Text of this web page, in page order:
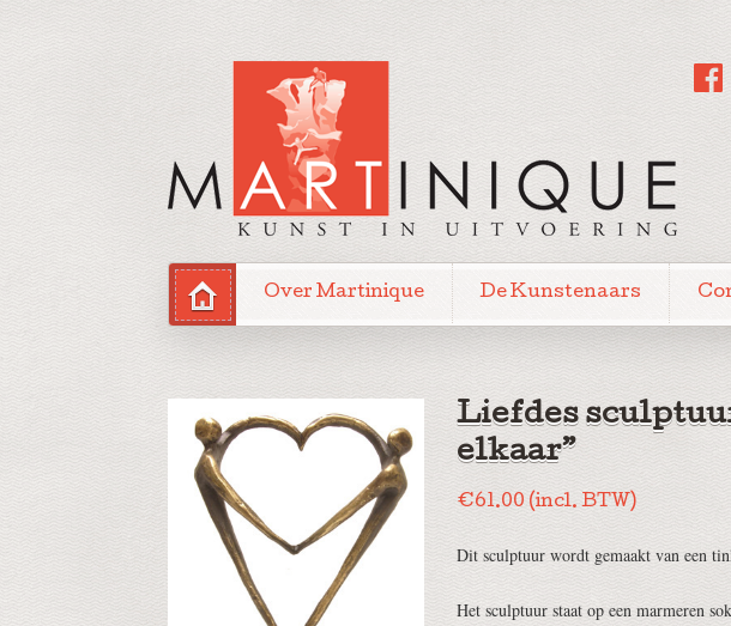
Over Martinique De Kunstenaars
Liefdes
elkaar”
€61.00 (incl. BTW)
Dit sculptuur wordt gemaakt van een
Het sculptuur staat op een marmeren